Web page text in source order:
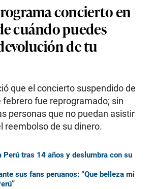
concierto en
cuándo puedes
de tu
que el concierto suspendido de
febrero fue reprogramado; sin
personas que no puedan asistir
reembolso de su dinero.
Perú tras 14 años y deslumbra con su
sus fans peruanos: “Que belleza mi